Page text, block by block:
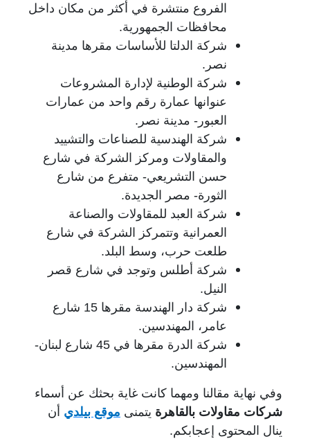
الفروع منتشرة في أكثر من مكان داخل
محافظات الجمهورية.
شركة الدلتا للأساسات مقرها مدينة
نصر.
شركة الوطنية لإدارة المشروعات
عنوانها عمارة رقم واحد من عمارات
العبور- مدينة نصر.
شركة الهندسية للصناعات والتشييد
والمقاولات ومركز الشركة في شارع
حسن التشريعي- متفرع من شارع
الثورة- مصر الجديدة.
شركة العبد للمقاولات والصناعة
العمرانية وتتمركز الشركة في شارع
طلعت حرب، وسط البلد.
شركة أطلس وتوجد في شارع قصر
النيل.
شركة دار الهندسة مقرها 15 شارع
عامر، المهندسين.
شركة الدرة مقرها في 45 شارع لبنان-
المهندسين.
وفي نهاية مقالنا ومهما كانت غاية بحثك عن أسماء
شركات مقاولات بالقاهرة يتمنى موقع بيلدي أن
ينال المحتوى إعجابكم.